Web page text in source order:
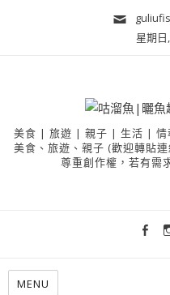
星期日
美食 | 旅遊 | 親子 | 生活 | 情
美食、旅遊、親子 (歡迎轉貼
尊重創作權，若有需
MENU